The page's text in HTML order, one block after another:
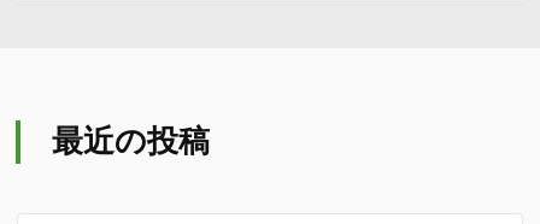
最近の投稿